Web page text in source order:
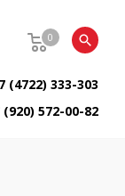
0
(4722) 333-303
(920) 572-00-82